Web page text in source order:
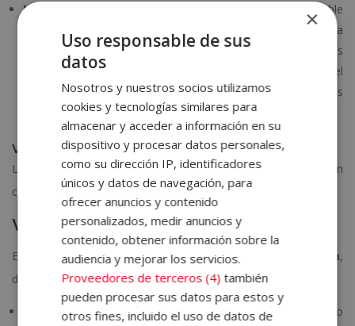
No realizar actividades físicas intensas
. Es aconsejable
estar unas horas sin realizar actividad intensa, ya que esta
podría aumentar la temperatura del cuerpo y contrarrestar los
efectos del frío aplicado en el tratamiento. Además, el
esfuerzo físico podría aumentar la inflamación en áreas
donde se haya realizado la crioterapia.
Ventajas y desventajas de la crioterapia estética
La crioterapia estética ofrece varios beneficios, pero también
cuenta con limitaciones a considerar.
Ventajas y aspectos positivos
Entre las principalesventajas de al crioterapia estética,
destacan:
Mejora la circulación sanguínea. La exposición al frío
×
Uso responsable de sus
datos
Nosotros y nuestros socios utilizamos
cookies y tecnologías similares para
almacenar y acceder a información en su
dispositivo y procesar datos personales,
como su dirección IP, identificadores
únicos y datos de navegación, para
ofrecer anuncios y contenido
personalizados, medir anuncios y
contenido, obtener información sobre la
audiencia y mejorar los servicios.
Proveedores de terceros (4) también
pueden procesar sus datos para estos y
otros fines, incluido el uso de datos de